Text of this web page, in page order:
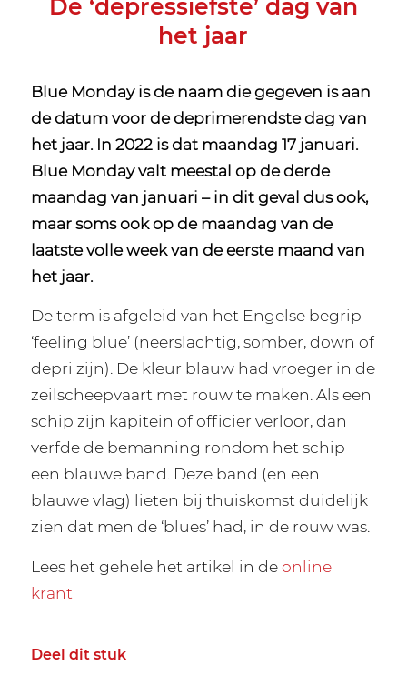
De ‘depressiefste’ dag van
het jaar
Blue Monday is de naam die gegeven is aan
de datum voor de deprimerendste dag van
het jaar. In 2022 is dat maandag 17 januari.
Blue Monday valt meestal op de derde
maandag van januari – in dit geval dus ook,
maar soms ook op de maandag van de
laatste volle week van de eerste maand van
het jaar.
De term is afgeleid van het Engelse begrip
‘feeling blue’ (neerslachtig, somber, down of
depri zijn). De kleur blauw had vroeger in de
zeilscheepvaart met rouw te maken. Als een
schip zijn kapitein of officier verloor, dan
verfde de bemanning rondom het schip
een blauwe band. Deze band (en een
blauwe vlag) lieten bij thuiskomst duidelijk
zien dat men de ‘blues’ had, in de rouw was.
Lees het gehele het artikel in deonline
krant
Deel dit stuk